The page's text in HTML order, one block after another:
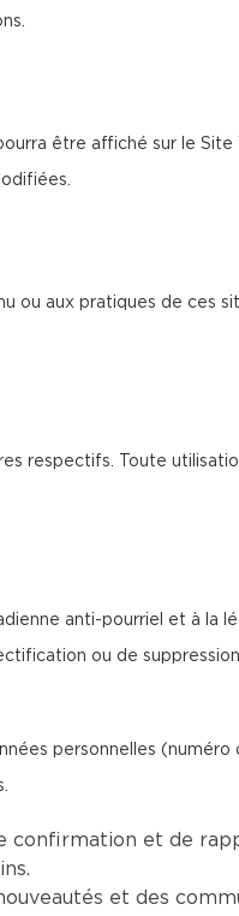
être affiché sur le Site
ou aux pratiques de ces
respectifs. Toute
anti-pourriel et à la
ou de
personnelles (numéro
confirmation et de
et des